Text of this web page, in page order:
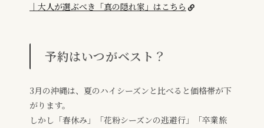
｜大人が選ぶべき「真の隠れ家」はこちら
予約はいつがベスト？
3月の沖縄は、夏のハイシーズンと比べると価格帯が下
がります。
しかし「春休み」「花粉シーズンの逃避行」「卒業旅